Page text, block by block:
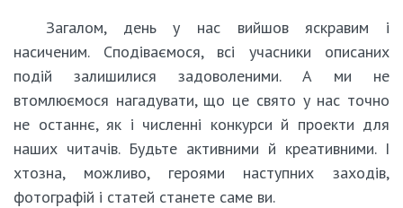
Загалом, день у нас вийшов яскравим і
насиченим. Сподіваємося, всі учасники описаних
подій залишилися задоволеними. А ми не
втомлюємося нагадувати, що це свято у нас точно
не останнє, як і численні конкурси й проекти для
наших читачів. Будьте активними й креативними. І
хтозна, можливо, героями наступних заходів,
фотографій і статей станете саме ви.